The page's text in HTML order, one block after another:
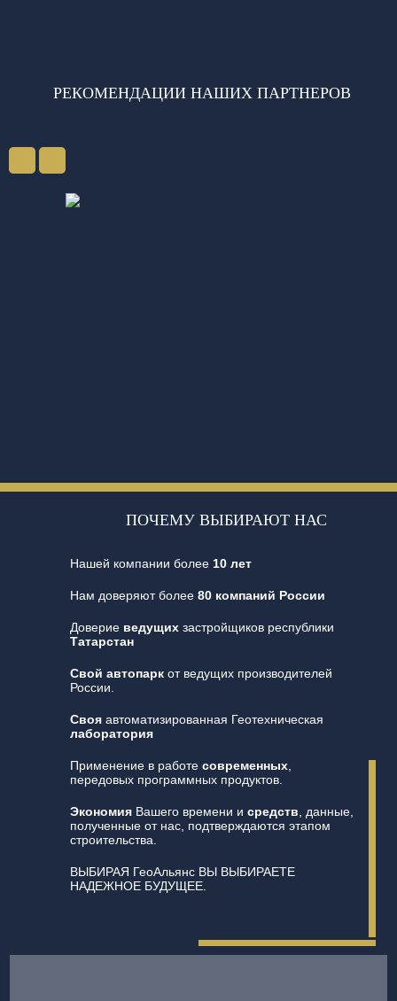
РЕКОМЕНДАЦИИ НАШИХ ПАРТНЕРОВ
ПОЧЕМУ ВЫБИРАЮТ НАС
Нашей компании более 10 лет
Нам доверяют более 80 компаний России
Доверие ведущихзастройщиков республики
Татарстан
Свой автопаркот ведущих производителей
России.
Свояавтоматизированная Геотехническая
лаборатория
Применение в работе современных,
передовых программных продуктов.
ЭкономияВашего времени и средств, данные,
полученные от нас, подтверждаются этапом
строительства.
ВЫБИРАЯ ГеоАльянс ВЫ ВЫБИРАЕТЕ
НАДЕЖНОЕ БУДУЩЕЕ.